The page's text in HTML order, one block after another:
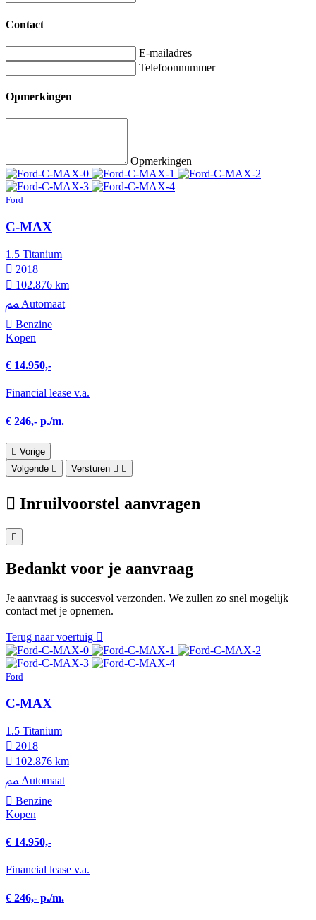
Contact
E-mailadres
Telefoonnummer
Opmerkingen
Opmerkingen
Ford
C-MAX
1.5 Titanium
2018
102.876 km
Automaat
Benzine
Kopen
€ 14.950,-
Financial lease v.a.
€ 246,- p./m.
Vorige
Volgende
Versturen
Inruilvoorstel aanvragen
Bedankt voor je aanvraag
Je aanvraag is succesvol verzonden. We zullen zo snel mogelijk
contact met je opnemen.
Terug naar voertuig
Ford
C-MAX
1.5 Titanium
2018
102.876 km
Automaat
Benzine
Kopen
€ 14.950,-
Financial lease v.a.
€ 246,- p./m.